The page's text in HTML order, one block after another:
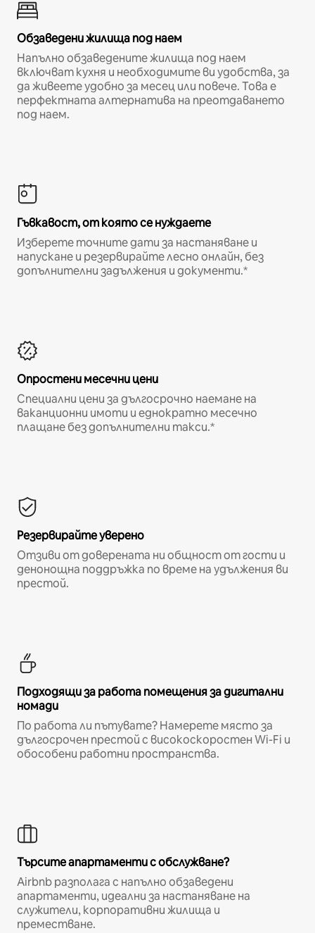
Обзаведени жилища под наем
Напълно обзаведените жилища под наем
включват кухня и необходимите ви удобства, за
да живеете удобно за месец или повече. Това е
перфектната алтернатива на преотдаването
под наем.
Гъвкавост, от която се нуждаете
Изберете точните дати за настаняване и
напускане и резервирайте лесно онлайн, без
допълнителни задължения и документи.*
Опростени месечни цени
Специални цени за дългосрочно наемане на
ваканционни имоти и еднократно месечно
плащане без допълнителни такси.*
Резервирайте уверено
Отзиви от доверената ни общност от гости и
денонощна поддръжка по време на удължения ви
престой.
Подходящи за работа помещения за дигитални
номади
По работа ли пътувате? Намерете място за
дългосрочен престой с високоскоростен Wi-Fi и
обособени работни пространства.
Търсите апартаменти с обслужване?
Airbnb разполага с напълно обзаведени
апартаменти, идеални за настаняване на
служители, корпоративни жилища и
преместване.